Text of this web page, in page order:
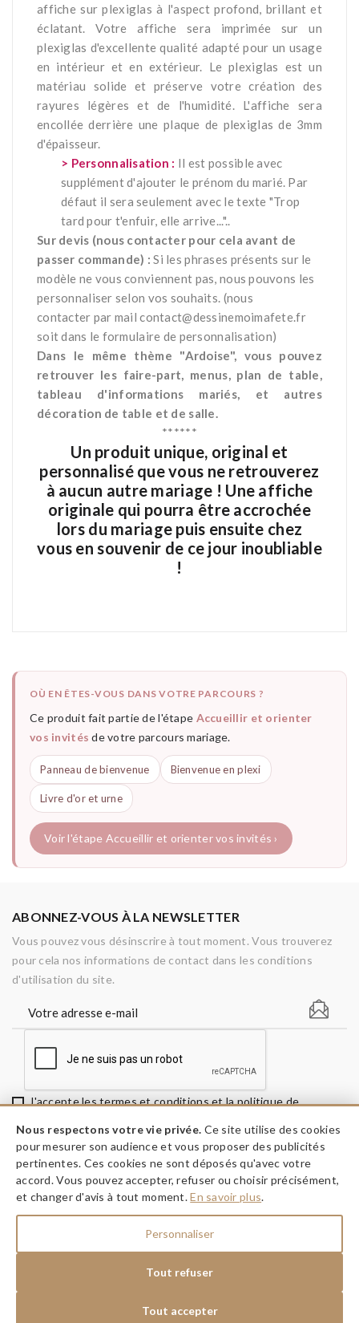
affiche sur plexiglas à l'aspect profond, brillant et
éclatant. Votre affiche sera imprimée sur un
plexiglas d'excellente qualité adapté pour un usage
en intérieur et en extérieur. Le plexiglas est un
matériau solide et préserve votre création des
rayures légères et de l'humidité. L'affiche sera
encollée derrière une plaque de plexiglas de 3mm
d'épaisseur.
> Personnalisation : Il est possible avec
supplément d'ajouter le prénom du marié. Par
défaut il sera seulement avec le texte "Trop
tard pour t'enfuir, elle arrive..."..
Sur devis (nous contacter pour cela avant de
passer commande) : Si les phrases présents sur le
modèle ne vous conviennent pas, nous pouvons les
personnaliser selon vos souhaits. (nous
contacter par mailcontact@dessinemoimafete.fr
soit dans le formulaire de personnalisation)
Dans le même thème "Ardoise", vous pouvez
retrouver les faire-part, menus, plan de table,
tableau d'informations mariés, et autres
décoration de table et de salle.
******
Un produit unique, original et
personnalisé que vous ne retrouverez
à aucun autre mariage ! Une affiche
originale qui pourra être accrochée
lors du mariage puis ensuite chez
vous en souvenir de ce jour inoubliable
!
OÙ EN ÊTES-VOUS DANS VOTRE PARCOURS ?
Ce produit fait partie de l'étape Accueillir et orienter
vos invités de votre parcours mariage.
Panneau de bienvenue Bienvenue en plexi
Livre d'or et urne
Voir l'étape Accueillir et orienter vos invités ›
ABONNEZ-VOUS À LA NEWSLETTER
Vous pouvez vous désinscrire à tout moment. Vous trouverez
pour cela nos informations de contact dans les conditions
d'utilisation du site.
J'accepte les termes et conditions et la politique de
INFORMATIONS keyboard_arrow_down
A PROPOS keyboard_arrow_down
Dessine moi ma fête © 2026
Nous respectons votre vie privée. Ce site utilise des cookies
pour mesurer son audience et vous proposer des publicités
pertinentes. Ces cookies ne sont déposés qu'avec votre
accord. Vous pouvez accepter, refuser ou choisir précisément,
et changer d'avis à tout moment.En savoir plus.
Personnaliser
Tout refuser
Tout accepter